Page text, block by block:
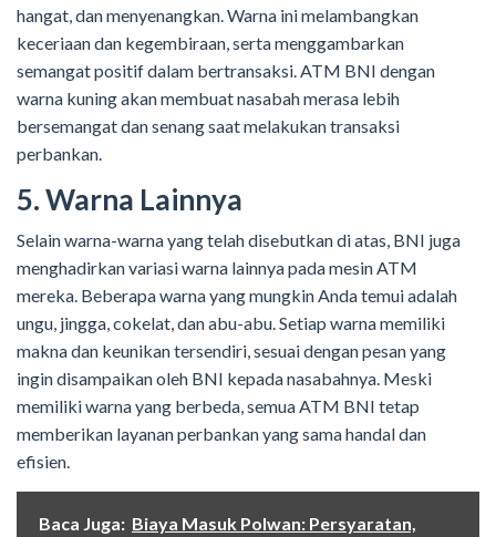
hangat, dan menyenangkan. Warna ini melambangkan
keceriaan dan kegembiraan, serta menggambarkan
semangat positif dalam bertransaksi. ATM BNI dengan
warna kuning akan membuat nasabah merasa lebih
bersemangat dan senang saat melakukan transaksi
perbankan.
5. Warna Lainnya
Selain warna-warna yang telah disebutkan di atas, BNI juga
menghadirkan variasi warna lainnya pada mesin ATM
mereka. Beberapa warna yang mungkin Anda temui adalah
ungu, jingga, cokelat, dan abu-abu. Setiap warna memiliki
makna dan keunikan tersendiri, sesuai dengan pesan yang
ingin disampaikan oleh BNI kepada nasabahnya. Meski
memiliki warna yang berbeda, semua ATM BNI tetap
memberikan layanan perbankan yang sama handal dan
efisien.
Baca Juga: Biaya Masuk Polwan: Persyaratan,